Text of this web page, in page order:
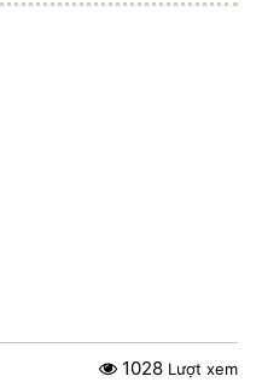
1028 Lượt xem